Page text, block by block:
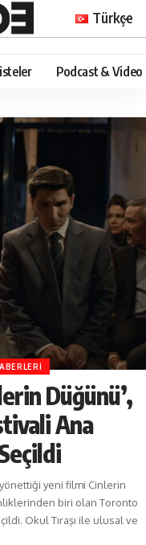
Türkçe
Podcast & Video
Düğünü’,
Ana
yeni filmi Cinlerin
biri olan Toronto
Okul Tıraşı ile ulusal ve